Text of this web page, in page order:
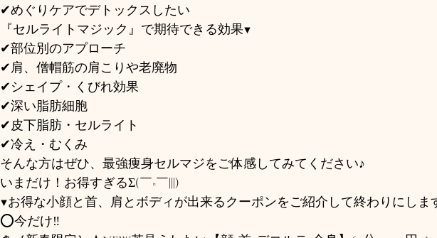
✔めぐりケアでデトックスしたい
『セルライトマジック』で期待できる効果▼
✔部位別のアプローチ
✔肩、僧帽筋の肩こりや老廃物
✔シェイプ・くびれ効果
✔深い脂肪細胞
✔皮下脂肪・セルライト
✔冷え・むくみ
そんな方はぜひ、最強痩身セルマジをご体感してみてください♪
いまだけ！お得すぎるΣ(￣□￣|||)
▼お得な小顔と首、肩とボディが出来るクーポンをご紹介して終わりにし
⭕️今だけ‼️